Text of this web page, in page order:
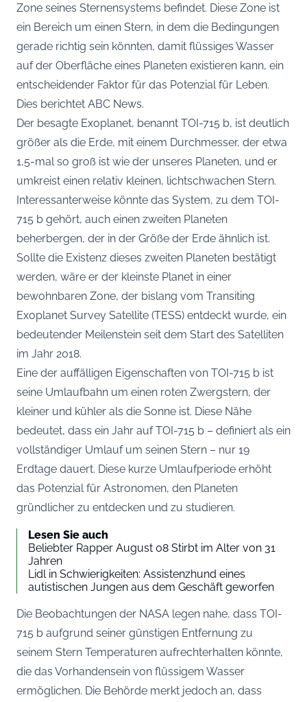
Zone seines Sternensystems befindet. Diese Zone ist
ein Bereich um einen Stern, in dem die Bedingungen
gerade richtig sein könnten, damit flüssiges Wasser
auf der Oberfläche eines Planeten existieren kann, ein
entscheidender Faktor für das Potenzial für Leben.
Dies berichtet ABC News.
Der besagte Exoplanet, benannt TOI-715 b, ist deutlich
größer als die Erde, mit einem Durchmesser, der etwa
1,5-mal so groß ist wie der unseres Planeten, und er
umkreist einen relativ kleinen, lichtschwachen Stern.
Interessanterweise könnte das System, zu dem TOI-
715 b gehört, auch einen zweiten Planeten
beherbergen, der in der Größe der Erde ähnlich ist.
Sollte die Existenz dieses zweiten Planeten bestätigt
werden, wäre er der kleinste Planet in einer
bewohnbaren Zone, der bislang vom Transiting
Exoplanet Survey Satellite (TESS) entdeckt wurde, ein
bedeutender Meilenstein seit dem Start des Satelliten
im Jahr 2018.
Eine der auffälligen Eigenschaften von TOI-715 b ist
seine Umlaufbahn um einen roten Zwergstern, der
kleiner und kühler als die Sonne ist. Diese Nähe
bedeutet, dass ein Jahr auf TOI-715 b – definiert als ein
vollständiger Umlauf um seinen Stern – nur 19
Erdtage dauert. Diese kurze Umlaufperiode erhöht
das Potenzial für Astronomen, den Planeten
gründlicher zu entdecken und zu studieren.
Lesen Sie auch
Beliebter Rapper August 08 Stirbt im Alter von 31
Jahren
Lidl in Schwierigkeiten: Assistenzhund eines
autistischen Jungen aus dem Geschäft geworfen
Die Beobachtungen der NASA legen nahe, dass TOI-
715 b aufgrund seiner günstigen Entfernung zu
seinem Stern Temperaturen aufrechterhalten könnte,
die das Vorhandensein von flüssigem Wasser
ermöglichen. Die Behörde merkt jedoch an, dass